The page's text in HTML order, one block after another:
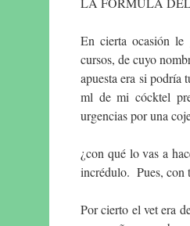
En cierta ocasión le
cursos, de cuyo
apuesta era si podría
ml de mi cócktel
urgencias por una
¿con qué lo vas a
incrédulo. Pues, con
Por cierto el vet era